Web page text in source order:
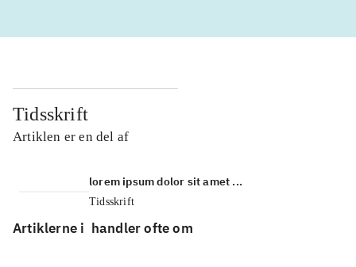
Tidsskrift
Artiklen er en del af
lorem ipsum dolor sit amet ...
Tidsskrift
Artiklerne i handler ofte om